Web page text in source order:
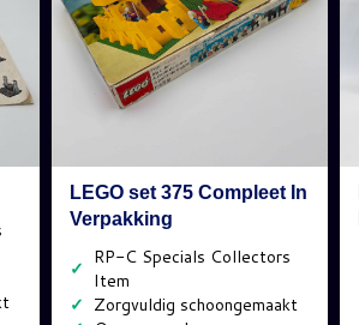
LEGO set 375 Compleet In
Verpakking
✓
✓